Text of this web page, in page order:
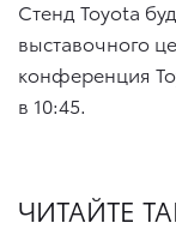
Стенд Toyota
выставочного
конференция
в 10:45.
ЧИТАЙТЕ